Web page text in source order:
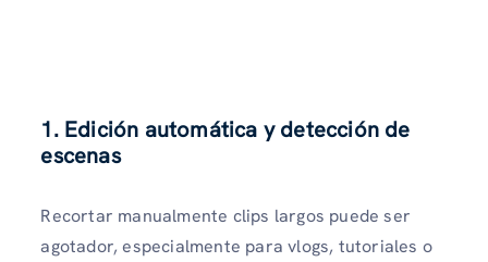
1. Edición automática y detección de
escenas
Recortar manualmente clips largos puede ser
agotador, especialmente para vlogs, tutoriales o